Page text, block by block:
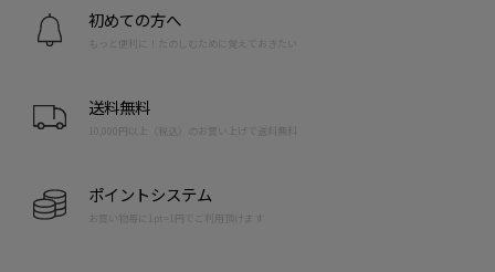
初めての方へ
もっと便利に！たのしむために覚えておきたい
送料無料
10,000円以上（税込）のお買い上げで送料無料
ポイントシステム
お買い物毎に1pt=1円でご利用頂けます